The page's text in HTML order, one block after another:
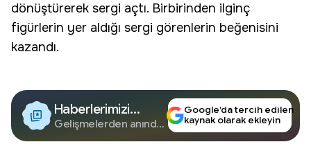
dönüştürerek sergi açtı. Birbirinden ilginç
figürlerin yer aldığı sergi görenlerin beğenisini
kazandı.
Haberlerimizi
Google'da Takip
Edin
Gelişmelerden anında
Google’da tercih edilen
kaynak olarak ekleyin